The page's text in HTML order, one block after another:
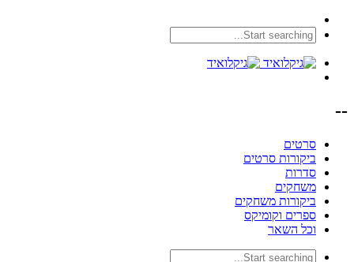
--
סרטים
ביקורות סרטים
סדרות
משחקים
ביקורות משחקים
ספרים וקומיקס
וכל השאר